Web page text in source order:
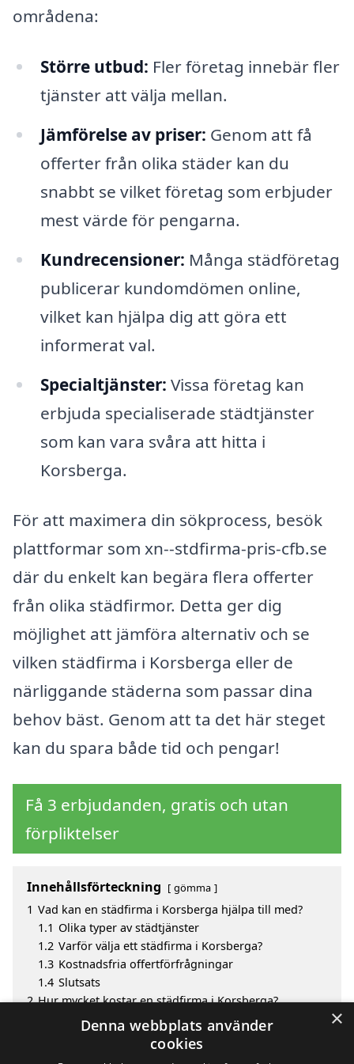
områdena:
Större utbud: Fler företag innebär fler
tjänster att välja mellan.
Jämförelse av priser: Genom att få
offerter från olika städer kan du
snabbt se vilket företag som erbjuder
mest värde för pengarna.
Kundrecensioner: Många städföretag
publicerar kundomdömen online,
vilket kan hjälpa dig att göra ett
informerat val.
Specialtjänster: Vissa företag kan
erbjuda specialiserade städtjänster
som kan vara svåra att hitta i
Korsberga.
För att maximera din sökprocess, besök
plattformar som xn--stdfirma-pris-cfb.se
där du enkelt kan begära flera offerter
från olika städfirmor. Detta ger dig
möjlighet att jämföra alternativ och se
vilken städfirma i Korsberga eller de
närliggande städerna som passar dina
behov bäst. Genom att ta det här steget
kan du spara både tid och pengar!
Få 3 erbjudanden, gratis och utan
förpliktelser
Innehållsförteckning gömma
1 Vad kan en städfirma i Korsberga hjälpa till med?
1.1 Olika typer av städtjänster
1.2 Varför välja ett städfirma i Korsberga?
1.3 Kostnadsfria offertförfrågningar
1.4 Slutsats
2 Hur mycket kostar en städfirma i Korsberga?
Fördelar med att välja städfirma i Korsberga
Sök efter en skicklig städfirma i de omgivande
×
Denna webbplats använder
cookies